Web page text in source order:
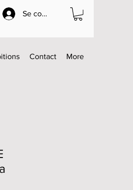
Se connecter
Contact More